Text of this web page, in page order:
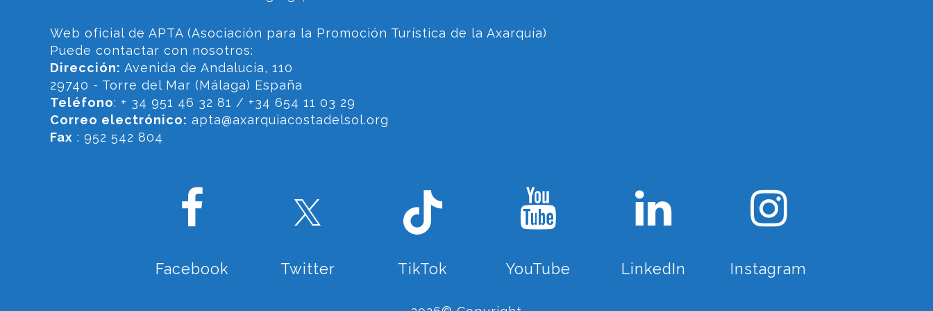
Web oficial de APTA (Asociación para la Promoción Turística de la Axarquía)
Puede contactar con nosotros:
Dirección: Avenida de Andalucía, 110
29740 - Torre del Mar (Málaga) España
Teléfono: + 34 951 46 32 81 / +34 654 11 03 29
Correo electrónico: apta@axarquiacostadelsol.org
Fax : 952 542 804
Facebook Twitter TikTok YouTube LinkedIn Instagram